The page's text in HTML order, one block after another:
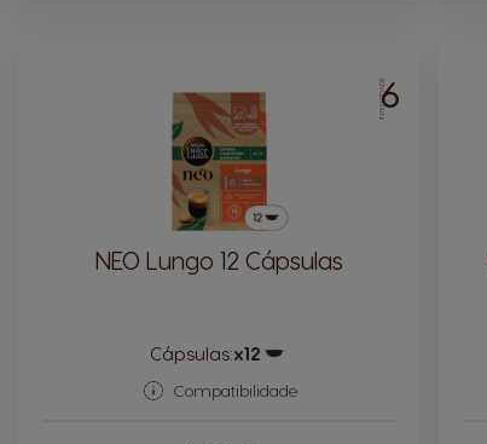
INTENSIDADE6
NEO Lungo 12 Cápsulas
Cápsulas:x12
Compatibilidade